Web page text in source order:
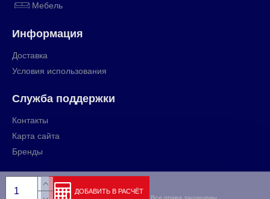
ДОБАВИТЬ В РАСЧЁТ
Мебель
Информация
Доставка
Условия использования
Служба поддержки
Контакты
Карта сайта
Бренды